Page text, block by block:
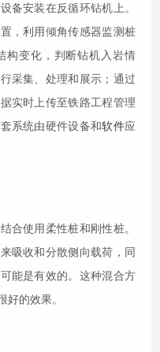
备安装在反循环钻机上。
，利用倾角传感器监测桩
构变化，判断钻机入岩情
采集、处理和展示；通过
实时上传至铁路工程管理
系统由硬件设备和软件应
合使用柔性桩和刚性桩。
吸收和分散侧向载荷，同
能是有效的。这种混合方
好的效果。